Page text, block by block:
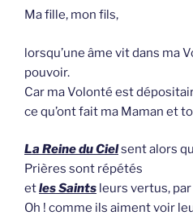
Ma fille, mon fils,
lorsqu’une âme vit dans ma
pouvoir.
Car ma Volonté est
ce qu’ont fait ma Maman et
La Reine du Cielsent alors
Prières sont répétés
etles Saints leurs vertus,
Oh ! comme ils aiment voir